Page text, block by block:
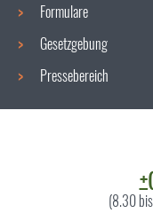
Formulare
Gesetzgebung
Pressebereich
(8.30